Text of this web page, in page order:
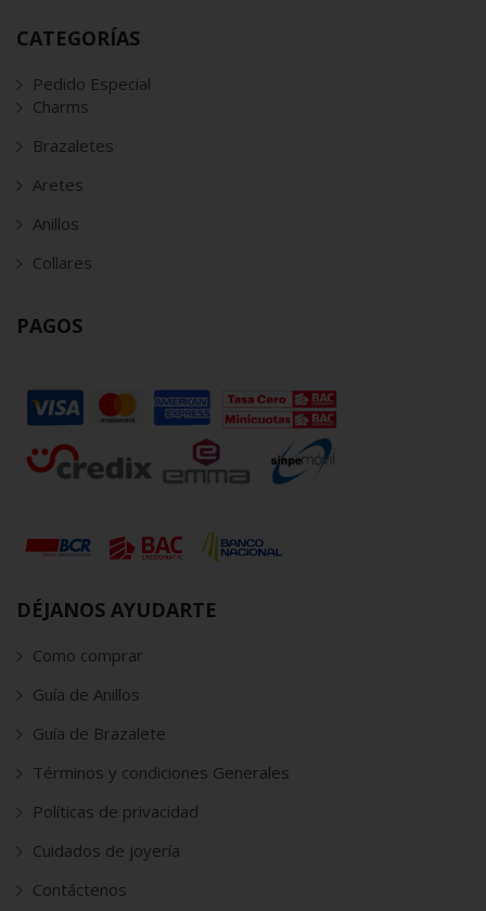
CATEGORÍAS
Pedido Especial
Charms
Brazaletes
Aretes
Anillos
Collares
PAGOS
DÉJANOS AYUDARTE
Como comprar
Guía de Anillos
Guía de Brazalete
Términos y condiciones Generales
Políticas de privacidad
Cuidados de joyería
Contáctenos